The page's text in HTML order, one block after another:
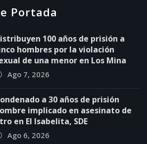
Portada
100 años de prisión a
hombres por la violación
de una menor en Los Mina
Ago 7, 2026
a 30 años de prisión
implicado en asesinato de
en El Isabelita, SDE
Ago 6, 2026